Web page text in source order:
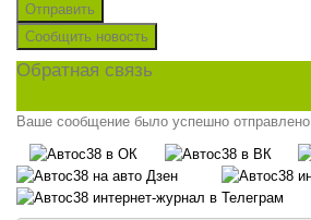
Отправить
Сообщить новость
Обратная связь
Ваше сообщение было успешно отправлено